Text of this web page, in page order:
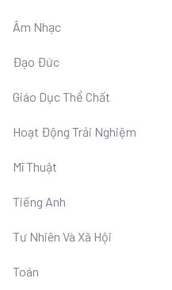
Âm Nhạc
Đạo Đức
Giáo Dục Thể Chất
Hoạt Động Trải Nghiệm
Mĩ Thuật
Tiếng Anh
Tư Nhiên Và Xã Hội
Toán